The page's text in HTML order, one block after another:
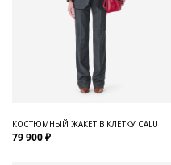
КОСТЮМНЫЙ ЖАКЕТ В КЛЕТКУ CALU
79 900 ₽